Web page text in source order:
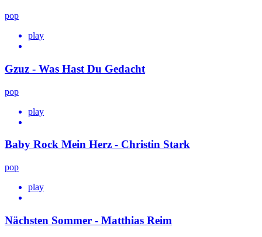
pop
play
Gzuz - Was Hast Du Gedacht
pop
play
Baby Rock Mein Herz - Christin Stark
pop
play
Nächsten Sommer - Matthias Reim